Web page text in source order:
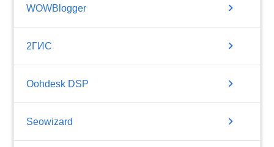
WOWBlogger chevron_right
2ГИС chevron_right
Oohdesk DSP chevron_right
Seowizard chevron_right